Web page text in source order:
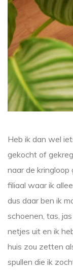
Heb ik dan wel
gekocht of
naar de
filiaal waar ik
dus daar ben ik
schoenen, tas,
netjes uit en ik
huis zou zetten
spullen die ik